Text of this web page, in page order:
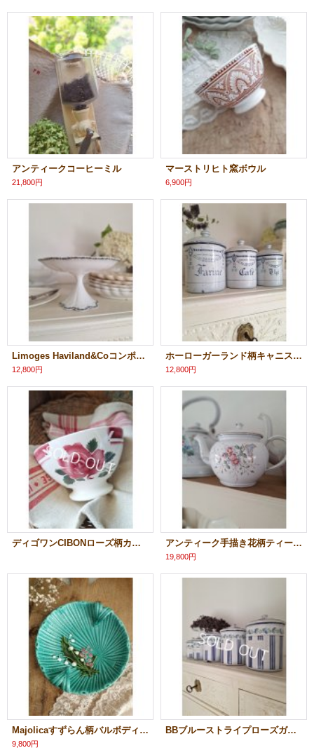
アンティークコーヒーミル
21,800円
マーストリヒト窯ボウル
6,900円
Limoges Haviland&Coコンポート
12,800円
ホーローガーランド柄キャニスター3P
12,800円
ディゴワンCIBONローズ柄カフェオレボウル アンティーク手描き花柄ティーポット
19,800円
Majolicaすずらん柄バルボディーヌプレート
9,800円
BBブルーストライプローズガーランドキャニスター